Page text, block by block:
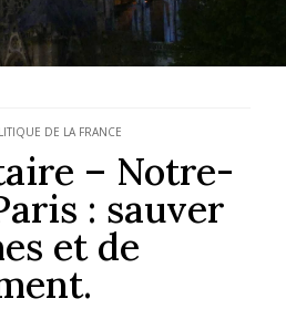
DE LA FRANCE
– Notre-
: sauver
et de